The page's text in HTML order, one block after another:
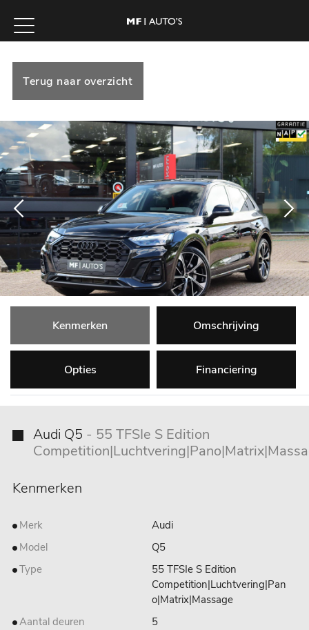
Terug naar overzicht
Kenmerken Omschrijving
Opties Financiering
Audi Q5 - 55 TFSIe S Edition
Kenmerken
Merk
Audi
Model
Q5
Type
55 TFSIe S Edition
Competition|Luchtvering|Pan
o|Matrix|Massage
Aantal deuren
5